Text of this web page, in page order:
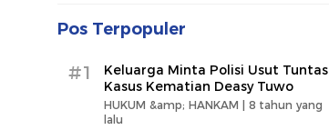
Pos Terpopuler
#1
Keluarga Minta Polisi Usut Tuntas
Kasus Kematian Deasy Tuwo
HUKUM &amp; HANKAM | 8 tahun yang
lalu